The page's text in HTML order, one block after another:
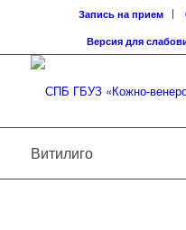
Запись на прием
Версия для
Витилиго